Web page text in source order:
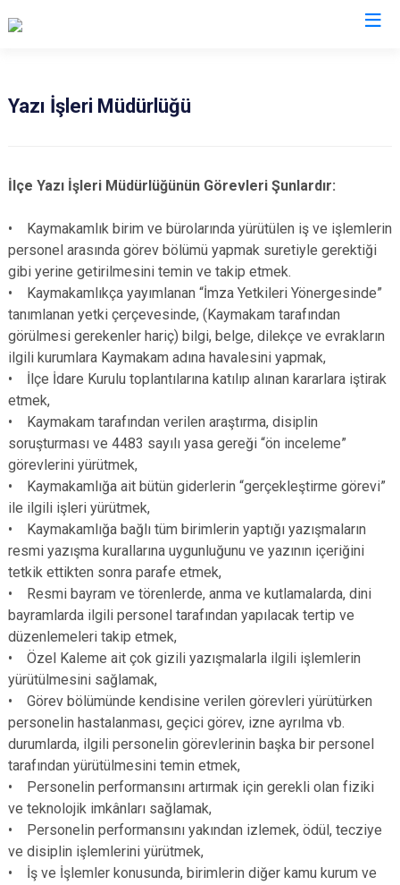
Dikmen
Durağan
Erfelek
Gerze
Saraydüzü
Türkeli
Yazı İşleri Müdürlüğü
İlçe Yazı İşleri Müdürlüğünün Görevleri Şunlardır:
• Kaymakamlık birim ve bürolarında yürütülen iş ve işlemlerin
personel arasında görev bölümü yapmak suretiyle gerektiği
gibi yerine getirilmesini temin ve takip etmek.
• Kaymakamlıkça yayımlanan “İmza Yetkileri Yönergesinde”
tanımlanan yetki çerçevesinde, (Kaymakam tarafından
görülmesi gerekenler hariç) bilgi, belge, dilekçe ve evrakların
ilgili kurumlara Kaymakam adına havalesini yapmak,
• İlçe İdare Kurulu toplantılarına katılıp alınan kararlara iştirak
etmek,
• Kaymakam tarafından verilen araştırma, disiplin
soruşturması ve 4483 sayılı yasa gereği “ön inceleme”
görevlerini yürütmek,
• Kaymakamlığa ait bütün giderlerin “gerçekleştirme görevi”
ile ilgili işleri yürütmek,
• Kaymakamlığa bağlı tüm birimlerin yaptığı yazışmaların
resmi yazışma kurallarına uygunluğunu ve yazının içeriğini
tetkik ettikten sonra parafe etmek,
• Resmi bayram ve törenlerde, anma ve kutlamalarda, dini
bayramlarda ilgili personel tarafından yapılacak tertip ve
düzenlemeleri takip etmek,
• Özel Kaleme ait çok gizili yazışmalarla ilgili işlemlerin
yürütülmesini sağlamak,
• Görev bölümünde kendisine verilen görevleri yürütürken
personelin hastalanması, geçici görev, izne ayrılma vb.
durumlarda, ilgili personelin görevlerinin başka bir personel
tarafından yürütülmesini temin etmek,
• Personelin performansını artırmak için gerekli olan fiziki
ve teknolojik imkânları sağlamak,
• Personelin performansını yakından izlemek, ödül, tecziye
ve disiplin işlemlerini yürütmek,
• İş ve İşlemler konusunda, birimlerin diğer kamu kurum ve